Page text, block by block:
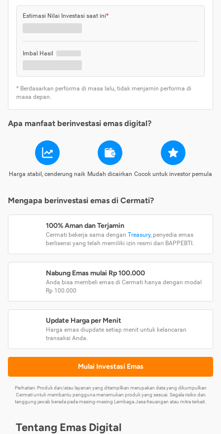
Estimasi Nilai Investasi saat ini*
Imbal Hasil
* Berdasarkan performa di masa lalu, tidak menjamin performa di
masa depan.
Apa manfaat berinvestasi emas digital?
Harga stabil, cenderung naik Mudah dicairkan Cocok untuk investor pemula
Mengapa berinvestasi emas di Cermati?
100% Aman dan Terjamin
Cermati bekerja sama dengan Treasury, penyedia emas
berlisensi yang telah memiliki izin resmi dari BAPPEBTI.
Nabung Emas mulai Rp 100.000
Anda bisa membeli emas di Cermati hanya dengan modal
Rp 100.000
Update Harga per Menit
Harga emas diupdate setiap menit untuk kelancaran
transaksi Anda.
Mulai Investasi Emas
Perhatian: Produk dan/atau layanan yang ditampilkan merupakan data yang dikumpulkan
Cermati untuk membantu pengguna menemukan produk yang sesuai. Segala risiko dan
tanggung jawab berada pada masing-masing Lembaga Jasa Keuangan atau mitra terkait.
Tentang Emas Digital